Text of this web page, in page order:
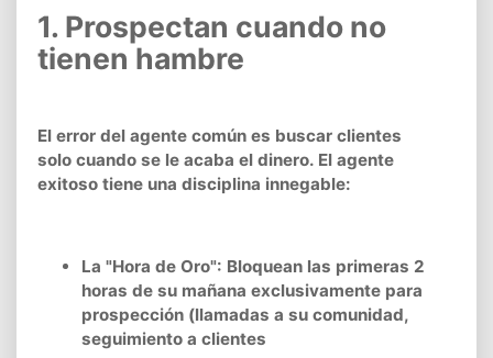
1. Prospectan cuando no
tienen hambre
El error del agente común es buscar clientes
solo cuando se le acaba el dinero. El agente
exitoso tiene una disciplina innegable:
La "Hora de Oro": Bloquean las primeras 2
horas de su mañana exclusivamente para
prospección (llamadas a su comunidad,
seguimiento a clientes